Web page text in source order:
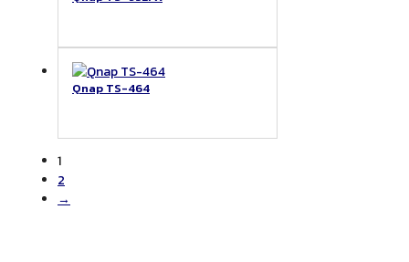
Qnap TS-464
1
2
→